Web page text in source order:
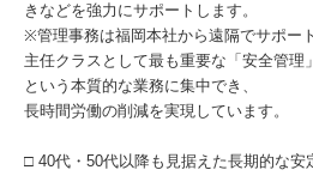
きなどを強力にサポートします。
※管理事務は福岡本社から遠隔でサポー
主任クラスとして最も重要な「安全管理
という本質的な業務に集中でき、
長時間労働の削減を実現しています。
□ 40代・50代以降も見据えた長期的な安